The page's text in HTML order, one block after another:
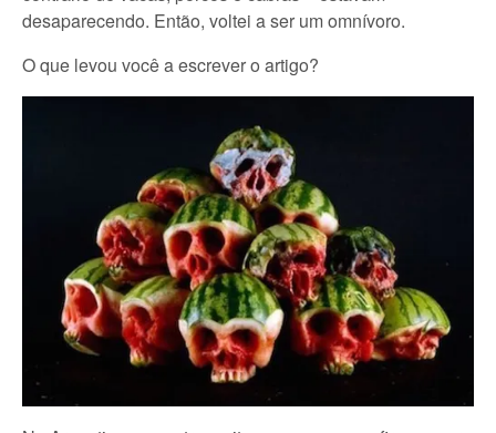
desaparecendo. Então, voltei a ser um omnívoro.
O que levou você a escrever o artigo?